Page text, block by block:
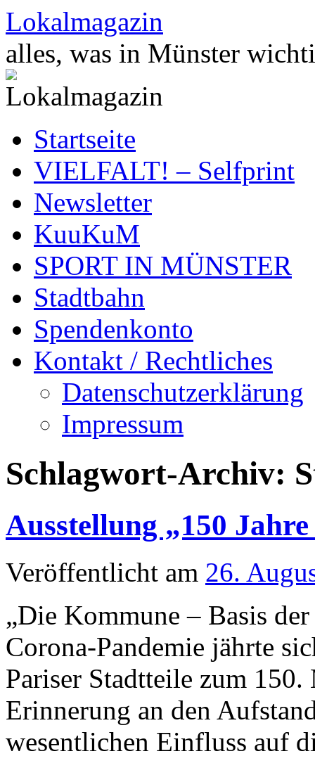
Zum
Inhalt
springen
Lokalmagazin
alles, was in Münster
Startseite
VIELFALT! – Selfprint
Newsletter
KuuKuM
SPORT IN MÜNSTER
Stadtbahn
Spendenkonto
Kontakt / Rechtliches
Datenschutzerklärung
Impressum
Schlagwort-Archiv:
Ausstellung „150
Veröffentlicht am 26.
„Die Kommune – Basis
Corona-Pandemie jährte
Pariser Stadtteile zum
Erinnerung an den
wesentlichen Einfluss auf